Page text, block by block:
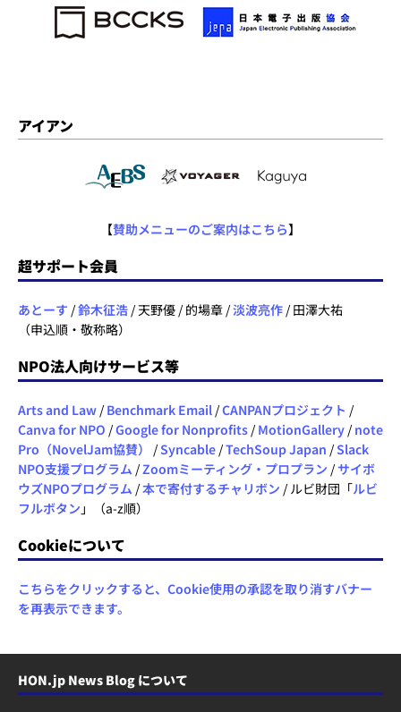
アイアン
【賛助メニューのご案内はこちら】
超サポート会員
あとーす /鈴木征浩 / 天野優 / 的場章 /淡波亮作 / 田澤大祐
（申込順・敬称略）
NPO法人向けサービス等
Arts and Law / Benchmark Email /CANPANプロジェクト /
Canva for NPO /Google for Nonprofits / MotionGallery / note
Pro（NovelJam協賛）
/Syncable /TechSoup Japan /Slack
NPO支援プログラム /Zoomミーティング・プロプラン /サイボ
ウズNPOプログラム /本で寄付するチャリボン / ルビ財団「ルビ
フルボタン 」（a-z順）
Cookieについて
こちらをクリックすると、Cookie使用の承認を取り消すバナー
を再表示できます。
HON.jp News Blog について